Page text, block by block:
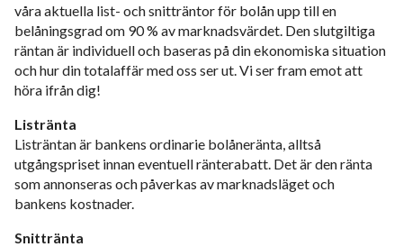
våra aktuella list- och snitträntor för bolån upp till en
belåningsgrad om 90 % av marknadsvärdet. Den slutgiltiga
räntan är individuell och baseras på din ekonomiska situation
och hur din totalaffär med oss ser ut. Vi ser fram emot att
höra ifrån dig!
Listränta
Listräntan är bankens ordinarie bolåneränta, alltså
utgångspriset innan eventuell ränterabatt. Det är den ränta
som annonseras och påverkas av marknadsläget och
bankens kostnader.
Snittränta